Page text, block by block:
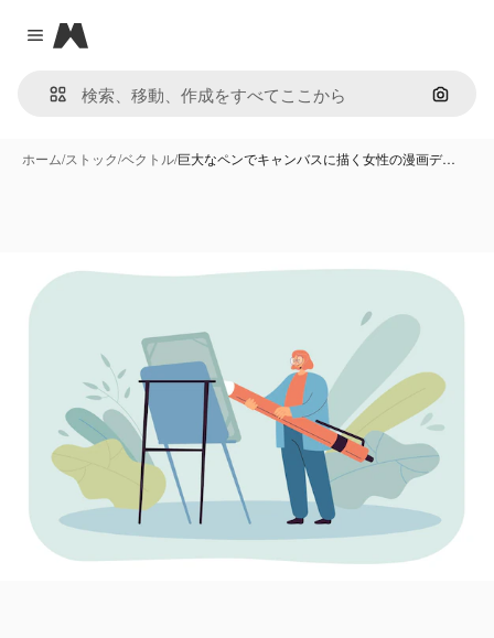
Close menu
Magnific
画像で
ホーム/ストック/ベクトル/巨大なペンでキャンバスに描く女性の漫画デ…